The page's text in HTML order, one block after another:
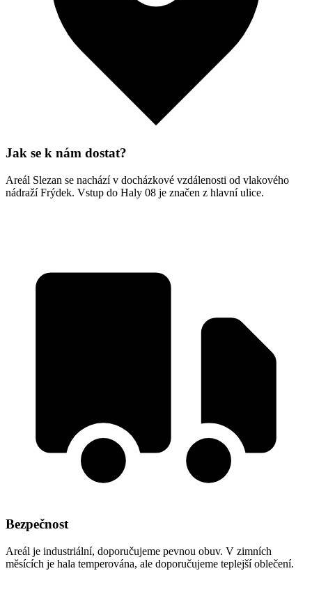
Jak se k nám dostat?
Areál Slezan se nachází v docházkové vzdálenosti od vlakového
nádraží Frýdek. Vstup do Haly 08 je značen z hlavní ulice.
Bezpečnost
Areál je industriální, doporučujeme pevnou obuv. V zimních
měsících je hala temperována, ale doporučujeme teplejší oblečení.